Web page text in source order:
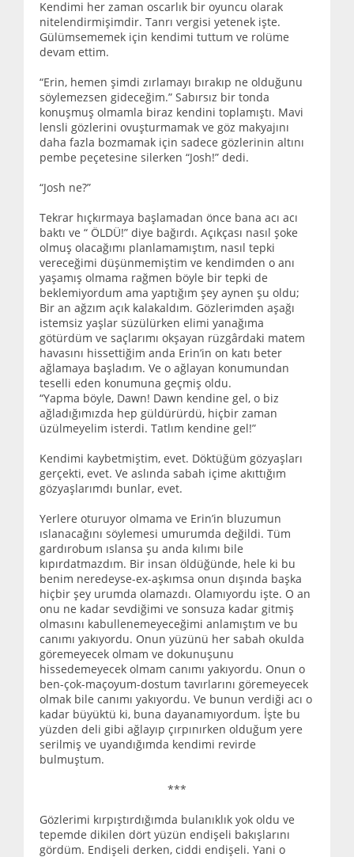
Kendimi her zaman oscarlık bir oyuncu olarak
nitelendirmişimdir. Tanrı vergisi yetenek işte.
Gülümsememek için kendimi tuttum ve rolüme
devam ettim.
“Erin, hemen şimdi zırlamayı bırakıp ne olduğunu
söylemezsen gideceğim.” Sabırsız bir tonda
konuşmuş olmamla biraz kendini toplamıştı. Mavi
lensli gözlerini ovuşturmamak ve göz makyajını
daha fazla bozmamak için sadece gözlerinin altını
pembe peçetesine silerken “Josh!” dedi.
“Josh ne?”
Tekrar hıçkırmaya başlamadan önce bana acı acı
baktı ve “ ÖLDÜ!” diye bağırdı. Açıkçası nasıl şoke
olmuş olacağımı planlamamıştım, nasıl tepki
vereceğimi düşünmemiştim ve kendimden o anı
yaşamış olmama rağmen böyle bir tepki de
beklemiyordum ama yaptığım şey aynen şu oldu;
Bir an ağzım açık kalakaldım. Gözlerimden aşağı
istemsiz yaşlar süzülürken elimi yanağıma
götürdüm ve saçlarımı okşayan rüzgârdaki matem
havasını hissettiğim anda Erin’in on katı beter
ağlamaya başladım. Ve o ağlayan konumundan
teselli eden konumuna geçmiş oldu.
“Yapma böyle, Dawn! Dawn kendine gel, o biz
ağladığımızda hep güldürürdü, hiçbir zaman
üzülmeyelim isterdi. Tatlım kendine gel!”
Kendimi kaybetmiştim, evet. Döktüğüm gözyaşları
gerçekti, evet. Ve aslında sabah içime akıttığım
gözyaşlarımdı bunlar, evet.
Yerlere oturuyor olmama ve Erin’in bluzumun
ıslanacağını söylemesi umurumda değildi. Tüm
gardırobum ıslansa şu anda kılımı bile
kıpırdatmazdım. Bir insan öldüğünde, hele ki bu
benim neredeyse-ex-aşkımsa onun dışında başka
hiçbir şey urumda olamazdı. Olamıyordu işte. O an
onu ne kadar sevdiğimi ve sonsuza kadar gitmiş
olmasını kabullenemeyeceğimi anlamıştım ve bu
canımı yakıyordu. Onun yüzünü her sabah okulda
göremeyecek olmam ve dokunuşunu
hissedemeyecek olmam canımı yakıyordu. Onun o
ben-çok-maçoyum-dostum tavırlarını göremeyecek
olmak bile canımı yakıyordu. Ve bunun verdiği acı o
kadar büyüktü ki, buna dayanamıyordum. İşte bu
yüzden deli gibi ağlayıp çırpınırken olduğum yere
serilmiş ve uyandığımda kendimi revirde
bulmuştum.
***
Gözlerimi kırpıştırdığımda bulanıklık yok oldu ve
tepemde dikilen dört yüzün endişeli bakışlarını
gördüm. Endişeli derken, ciddi endişeli. Yani o